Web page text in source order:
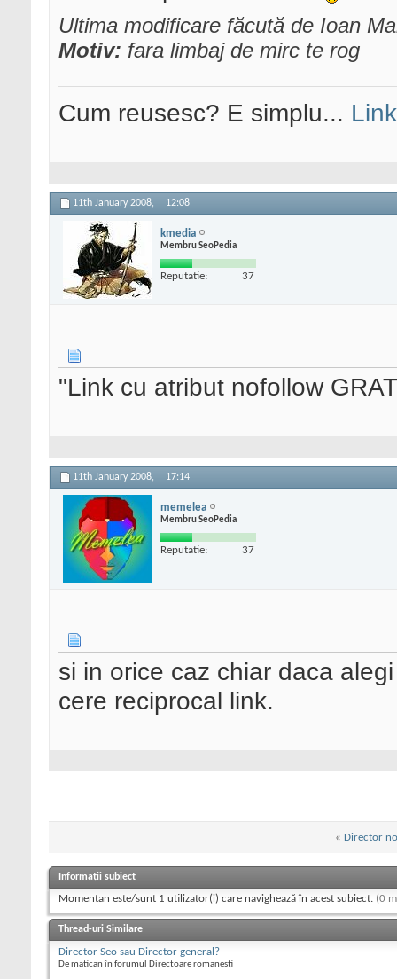
Ultima modificare făcută de Ioan
Motiv: fara limbaj de mirc te rog
Cum reusesc? E simplu... Link
11th January 2008, 12:08
kmedia
Membru SeoPedia
Reputatie: 37
"Link cu atribut nofollow
11th January 2008, 17:14
memelea
Membru SeoPedia
Reputatie: 37
si in orice caz chiar daca
cere reciprocal link.
« Director
Informații subiect
Momentan este/sunt 1 utilizator(i) care navighează în acest subiect. (0
Thread-uri Similare
Director Seo sau Director general?
De matican în forumul Directoare romanesti